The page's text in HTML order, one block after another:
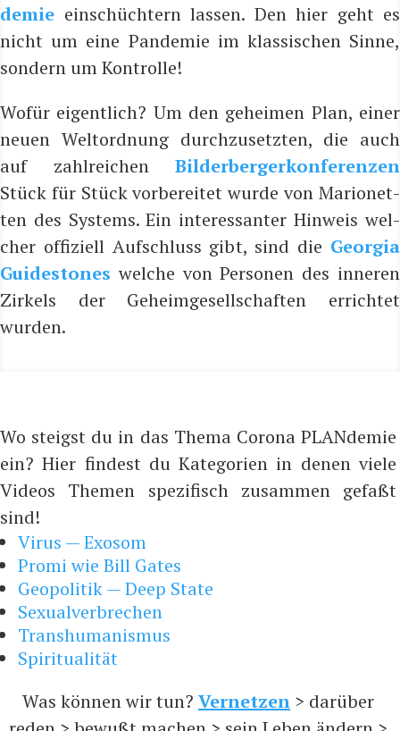
de­mie ein­schüch­tern las­sen. Den hier geht es
nicht um eine Pan­de­mie im klas­si­schen Sin­ne,
son­dern um Kontrolle!
Wofür eigent­lich? Um den gehei­men Plan, einer
neu­en Welt­ord­nung durch­zu­setz­ten, die auch
auf zahl­rei­chen Bil­der­ber­ger­kon­fe­ren­zen
Stück für Stück vor­be­rei­tet wur­de von Mario­net­
ten des Sys­tems. Ein inter­es­san­ter Hin­weis wel­
cher offi­zi­ell Auf­schluss gibt, sind die Geor­gia
Gui­des­to­nes wel­che von Per­so­nen des inne­ren
Zir­kels der Geheim­ge­sell­schaf­ten errich­tet
wurden.
Wo steigst du in das Thema Corona PLANdemie
ein? Hier findest du Kategorien in denen viele
Videos Themen spezifisch zusammen gefaßt
sind!
Virus — Exosom
Promi wie Bill Gates
Geopolitik — Deep State
Sexualverbrechen
Transhumanismus
Spiritualität
Was können wir tun? Vernetzen > darüber